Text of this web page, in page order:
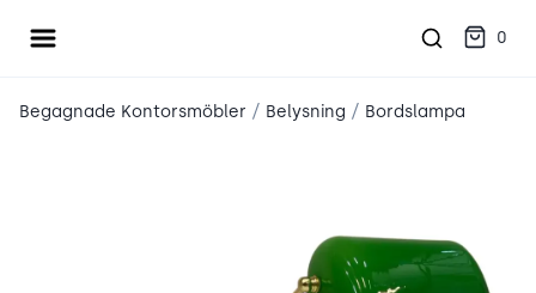
Öppna meny 0
Begagnade Kontorsmöbler / Belysning / Bordslampa